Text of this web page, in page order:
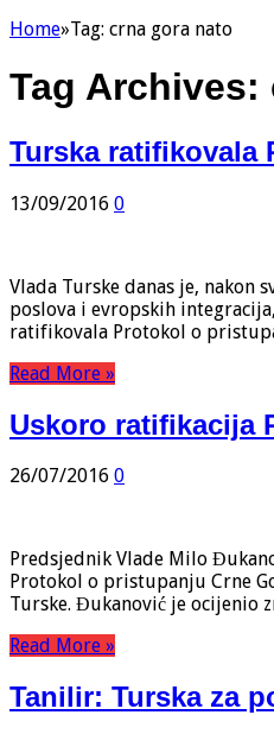
Home»Tag: crna gora nato
Tag Archives:
Turska ratifikovala
13/09/2016 0
Vlada Turske danas je,
poslova i evropskih
ratifikovala Protokol o
Read More »
Uskoro ratifikacija
26/07/2016 0
Predsjednik Vlade Milo
Protokol o pristupanju Crne
Turske. Đukanović je ocijenio
Read More »
Tanilir: Turska za